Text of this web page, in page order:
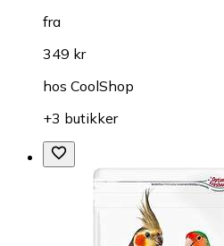
fra
349 kr
hos CoolShop
+3 butikker